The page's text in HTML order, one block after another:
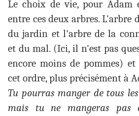
Le choix de vie, pour Adam
entre ces deux arbres. L'arbre
du jardin et l'arbre de la
et du mal. (Ici, il n'est pas
encore moins de pommes)
cet ordre, plus précisément à
Tu pourras manger de tous
mais tu ne mangeras pas